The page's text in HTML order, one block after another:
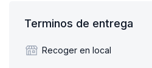
Terminos de entrega
Recoger en local